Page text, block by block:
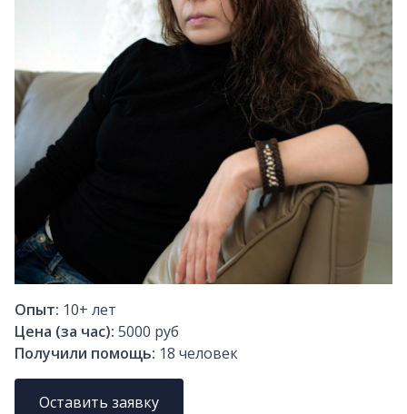
Опыт: 10+ лет
Цена (за час): 5000 руб
Получили помощь: 18 человек
Оставить заявку